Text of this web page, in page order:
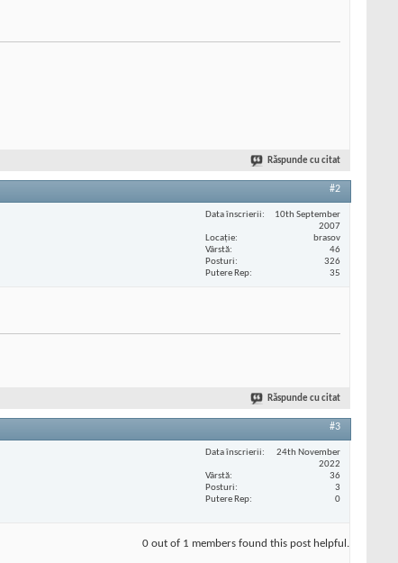
Răspunde cu citat
#2
Data înscrierii
10th September
2007
Locaţie
brasov
Vârstă
46
Posturi
326
Putere Rep
35
Răspunde cu citat
#3
Data înscrierii
24th November
2022
Vârstă
36
Posturi
3
Putere Rep
0
0 out of 1 members found this post helpful.